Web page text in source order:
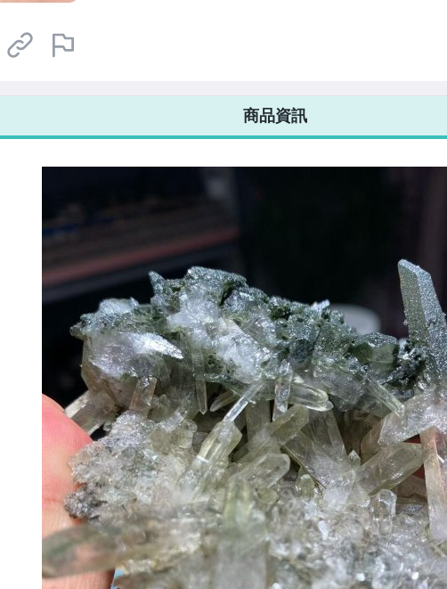
商品資訊